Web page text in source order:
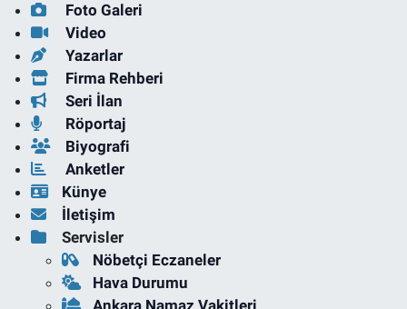
Foto Galeri
Video
Yazarlar
Firma Rehberi
Seri İlan
Röportaj
Biyografi
Anketler
Künye
İletişim
Servisler
Nöbetçi Eczaneler
Hava Durumu